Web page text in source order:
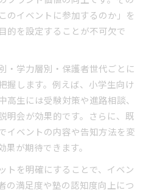
のイベントに参加するのか」を
的を設定することが不可欠で
・学力層別・保護者世代ごとに
握します。例えば、小学生向け
高生には受験対策や進路相談、
明会が効果的です。さらに、既
イベントの内容や告知方法を変
が期待できます。
トを明確にすることで、イベン
の満足度や塾の認知度向上につ